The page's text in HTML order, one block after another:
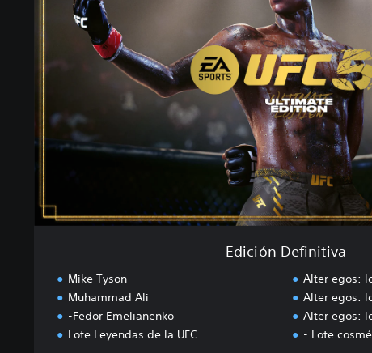
ó
n
D
e
n
v
Edición Definitiva
Mike Tyson
Muhammad Ali
-Fedor Emelianenko
Lote Leyendas de la UFC
Alter egos:
Alter egos:
Alter egos:
- Lote